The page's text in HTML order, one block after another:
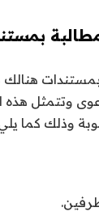
بمستندات
وتتمثل هذه
وذلك كما